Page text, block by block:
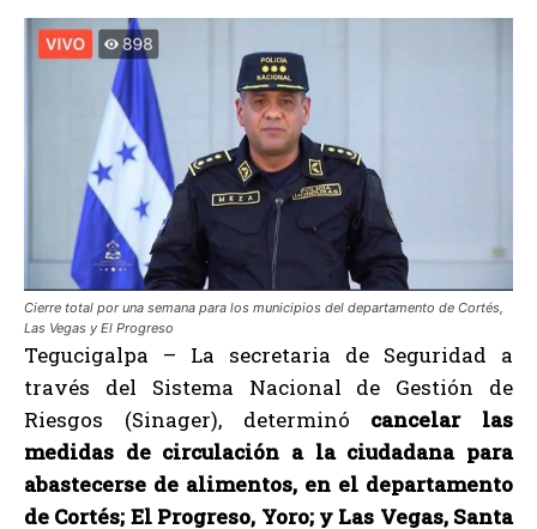
Cierre total por una semana para los municipios del departamento de Cortés,
Las Vegas y El Progreso
Tegucigalpa – La secretaria de Seguridad a
través del Sistema Nacional de Gestión de
Riesgos (Sinager), determinó cancelar las
medidas de circulación a la ciudadana para
abastecerse de alimentos, en el departamento
de Cortés; El Progreso, Yoro; y Las Vegas, Santa